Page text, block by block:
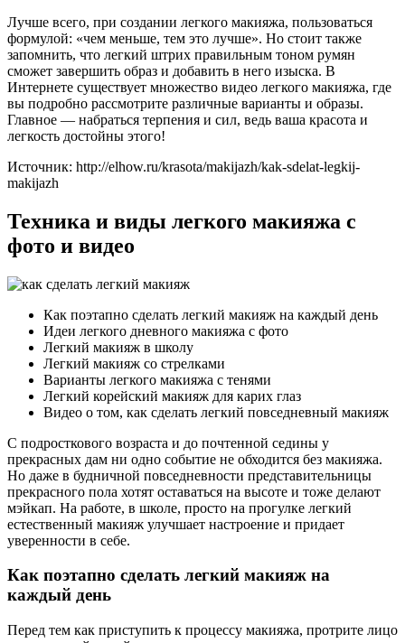
Лучше всего, при создании легкого макияжа, пользоваться
формулой: «чем меньше, тем это лучше». Но стоит также
запомнить, что легкий штрих правильным тоном румян
сможет завершить образ и добавить в него изыска. В
Интернете существует множество видео легкого макияжа, где
вы подробно рассмотрите различные варианты и образы.
Главное — набраться терпения и сил, ведь ваша красота и
легкость достойны этого!
Источник: http://elhow.ru/krasota/makijazh/kak-sdelat-legkij-
makijazh
Техника и виды легкого макияжа с
фото и видео
Как поэтапно сделать легкий макияж на каждый день
Идеи легкого дневного макияжа с фото
Легкий макияж в школу
Легкий макияж со стрелками
Варианты легкого макияжа с тенями
Легкий корейский макияж для карих глаз
Видео о том, как сделать легкий повседневный макияж
С подросткового возраста и до почтенной седины у
прекрасных дам ни одно событие не обходится без макияжа.
Но даже в будничной повседневности представительницы
прекрасного пола хотят оставаться на высоте и тоже делают
мэйкап. На работе, в школе, просто на прогулке легкий
естественный макияж улучшает настроение и придает
уверенности в себе.
Как поэтапно сделать легкий макияж на
каждый день
Перед тем как приступить к процессу макияжа, протрите лицо